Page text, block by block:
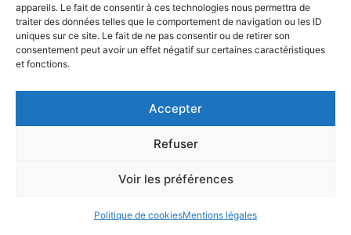
appareils. Le fait de consentir à ces technologies nous permettra de
traiter des données telles que le comportement de navigation ou les ID
uniques sur ce site. Le fait de ne pas consentir ou de retirer son
consentement peut avoir un effet négatif sur certaines caractéristiques
et fonctions.
Accepter
Refuser
Voir les préférences
Politique de cookiesMentions légales